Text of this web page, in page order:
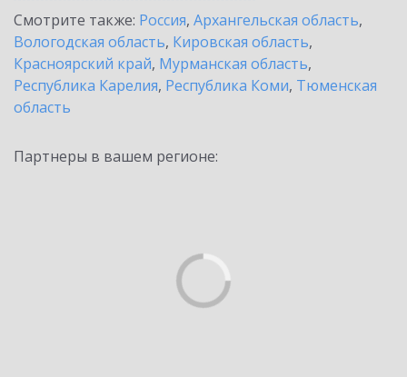
Смотрите также: Россия, Архангельская область,
Вологодская область, Кировская область,
Красноярский край, Мурманская область,
Республика Карелия, Республика Коми, Тюменская
область
Партнеры в вашем регионе: